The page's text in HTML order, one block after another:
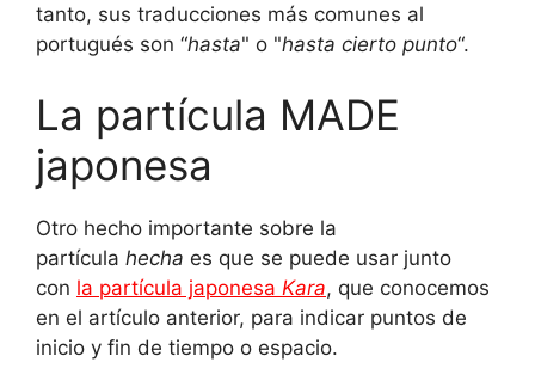
tanto, sus traducciones más comunes al
portugués son “hasta" o "hasta cierto punto“.
La partícula MADE
japonesa
Otro hecho importante sobre la
partícula hecha es que se puede usar junto
con la partícula japonesa Kara, que conocemos
en el artículo anterior, para indicar puntos de
inicio y fin de tiempo o espacio.